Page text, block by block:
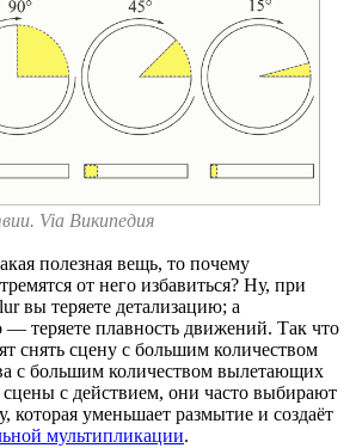
Via Википедия
полезная вещь, то почему
от него избавиться? Ну, при
вы теряете детализацию; а
— теряете плавность движений. Так что
снять сцену с большим количеством
с большим количеством вылетающих
с действием, они часто выбирают
которая уменьшает размытие и создаёт
мультипликации.